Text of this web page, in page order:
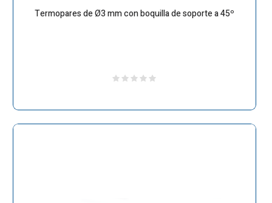
Termopares de Ø3 mm con boquilla de soporte a 45º